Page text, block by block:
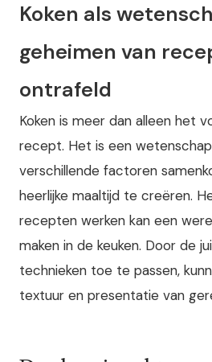
Koken als
geheimen van
ontrafeld
Koken is meer dan alleen het
recept. Het is een
verschillende factoren
heerlijke maaltijd te creëren.
recepten werken kan een
maken in de keuken. Door de
technieken toe te passen,
textuur en presentatie van